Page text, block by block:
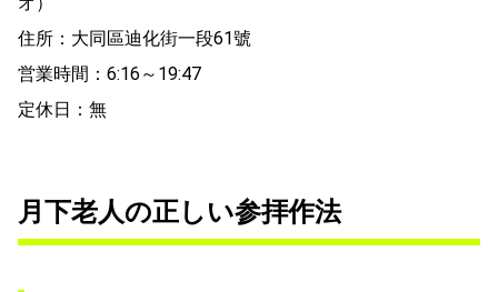
住所：大同區迪化街一段61號
営業時間：6:16～19:47
定休日：無
月下老人の正しい参拝作法